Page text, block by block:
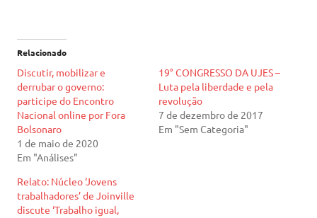
Relacionado
Discutir, mobilizar e
derrubar o governo:
participe do Encontro
Nacional online por Fora
Bolsonaro
1 de maio de 2020
Em "Análises"
19° CONGRESSO DA UJES –
Luta pela liberdade e pela
revolução
7 de dezembro de 2017
Em "Sem Categoria"
Relato: Núcleo ‘Jovens
trabalhadores’ de Joinville
discute ‘Trabalho igual,